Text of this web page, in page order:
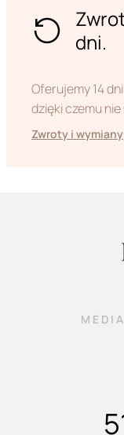
dni.
Oferujemy 14
dzięki czemu
Zwroty i wymiany